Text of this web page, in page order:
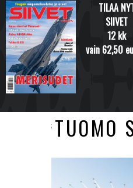
TILAA
SIIVET
12 kk
vain 62,50
TUOMO